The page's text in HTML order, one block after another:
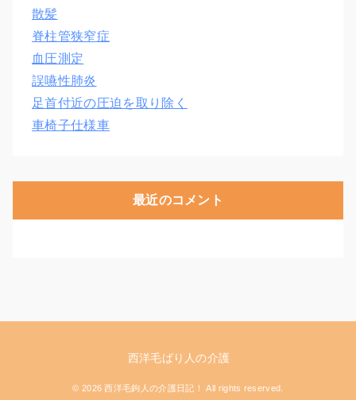
散髪
脊柱管狭窄症
血圧測定
誤嚥性肺炎
足首付近の圧迫を取り除く
車椅子仕様車
最近のコメント
西洋毛ばり人の介護
© 2026 西洋毛鉤人の介護日記！ All rights reserved.